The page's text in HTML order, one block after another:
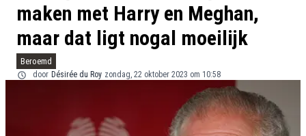
maken met Harry en Meghan,
maar dat ligt nogal moeilijk
Beroemd
door Désirée du Roy zondag, 22 oktober 2023 om 10:58